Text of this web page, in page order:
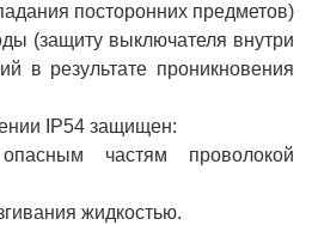
посторонних предметов)
(защиту выключателя внутри
в результате проникновения
IP54 защищен:
частям проволокой
жидкостью.